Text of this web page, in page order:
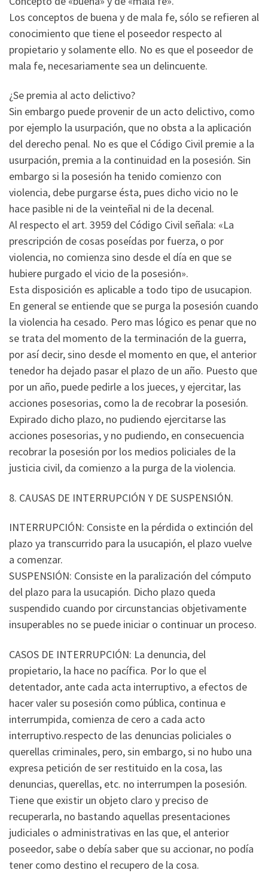
Los conceptos de buena y de mala fe, sólo se refieren al
conocimiento que tiene el poseedor respecto al
propietario y solamente ello. No es que el poseedor de
mala fe, necesariamente sea un delincuente.
¿Se premia al acto delictivo?
Sin embargo puede provenir de un acto delictivo, como
por ejemplo la usurpación, que no obsta a la aplicación
del derecho penal. No es que el Código Civil premie a la
usurpación, premia a la continuidad en la posesión. Sin
embargo si la posesión ha tenido comienzo con
violencia, debe purgarse ésta, pues dicho vicio no le
hace pasible ni de la veinteñal ni de la decenal.
Al respecto el art. 3959 del Código Civil señala: «La
prescripción de cosas poseídas por fuerza, o por
violencia, no comienza sino desde el día en que se
hubiere purgado el vicio de la posesión».
Esta disposición es aplicable a todo tipo de usucapion.
En general se entiende que se purga la posesión cuando
la violencia ha cesado. Pero mas lógico es penar que no
se trata del momento de la terminación de la guerra,
por así decir, sino desde el momento en que, el anterior
tenedor ha dejado pasar el plazo de un año. Puesto que
por un año, puede pedirle a los jueces, y ejercitar, las
acciones posesorias, como la de recobrar la posesión.
Expirado dicho plazo, no pudiendo ejercitarse las
acciones posesorias, y no pudiendo, en consecuencia
recobrar la posesión por los medios policiales de la
justicia civil, da comienzo a la purga de la violencia.
8. CAUSAS DE INTERRUPCIÓN Y DE SUSPENSIÓN.
INTERRUPCIÓN: Consiste en la pérdida o extinción del
plazo ya transcurrido para la usucapión, el plazo vuelve
a comenzar.
SUSPENSIÓN: Consiste en la paralización del cómputo
del plazo para la usucapión. Dicho plazo queda
suspendido cuando por circunstancias objetivamente
insuperables no se puede iniciar o continuar un proceso.
CASOS DE INTERRUPCIÓN: La denuncia, del
propietario, la hace no pacífica. Por lo que el
detentador, ante cada acta interruptivo, a efectos de
hacer valer su posesión como pública, continua e
interrumpida, comienza de cero a cada acto
interruptivo.respecto de las denuncias policiales o
querellas criminales, pero, sin embargo, si no hubo una
expresa petición de ser restituido en la cosa, las
denuncias, querellas, etc. no interrumpen la posesión.
Tiene que existir un objeto claro y preciso de
recuperarla, no bastando aquellas presentaciones
judiciales o administrativas en las que, el anterior
poseedor, sabe o debía saber que su accionar, no podía
tener como destino el recupero de la cosa.